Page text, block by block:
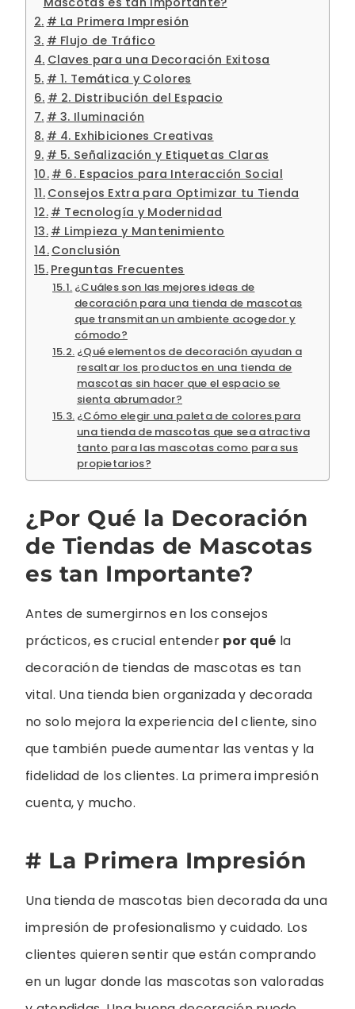
# La Primera Impresión
# Flujo de Tráfico
Claves para una Decoración Exitosa
# 1. Temática y Colores
# 2. Distribución del Espacio
# 3. Iluminación
# 4. Exhibiciones Creativas
# 5. Señalización y Etiquetas Claras
# 6. Espacios para Interacción Social
Consejos Extra para Optimizar tu Tienda
# Tecnología y Modernidad
# Limpieza y Mantenimiento
Conclusión
Preguntas Frecuentes
¿Cuáles son las mejores ideas de
decoración para una tienda de mascotas
que transmitan un ambiente acogedor y
cómodo?
¿Qué elementos de decoración ayudan a
resaltar los productos en una tienda de
mascotas sin hacer que el espacio se
sienta abrumador?
¿Cómo elegir una paleta de colores para
una tienda de mascotas que sea atractiva
tanto para las mascotas como para sus
propietarios?
¿Por Qué la Decoración
de Tiendas de Mascotas
es tan Importante?
Antes de sumergirnos en los consejos
prácticos, es crucial entender por qué la
decoración de tiendas de mascotas es tan
vital. Una tienda bien organizada y decorada
no solo mejora la experiencia del cliente, sino
que también puede aumentar las ventas y la
fidelidad de los clientes. La primera impresión
cuenta, y mucho.
# La Primera Impresión
Una tienda de mascotas bien decorada da una
impresión de profesionalismo y cuidado. Los
clientes quieren sentir que están comprando
en un lugar donde las mascotas son valoradas